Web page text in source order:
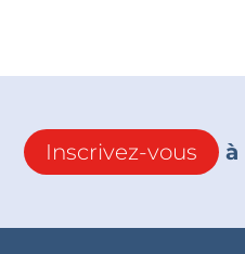
Inscrivez-vous à